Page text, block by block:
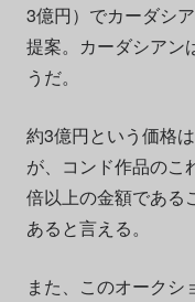
3億円）でカーダシ
提案。カーダシアン
うだ。
約3億円という価格
が、コンド作品のこ
倍以上の金額である
あると言える。
また、このオークシ